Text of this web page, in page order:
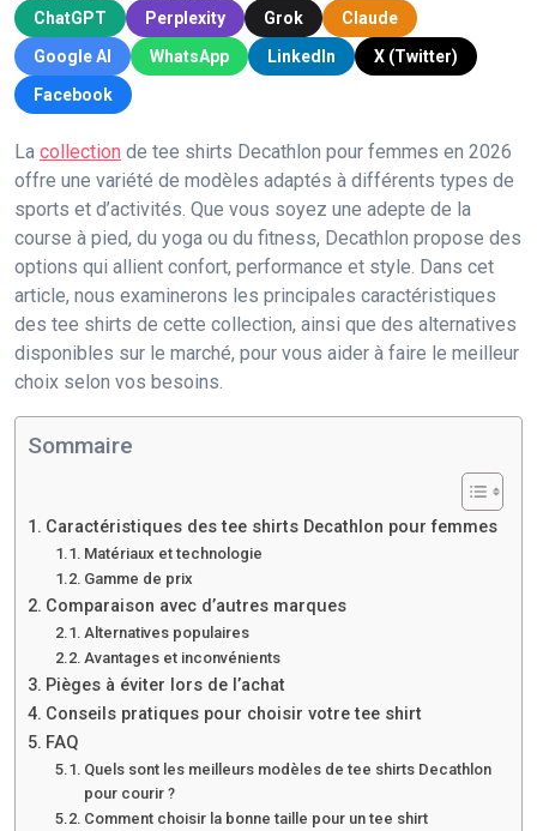
ChatGPT Perplexity Grok
Claude
Google AI
WhatsApp LinkedIn
X (Twitter)
Facebook
La collection de tee shirts Decathlon pour femmes en 2026
offre une variété de modèles adaptés à différents types de
sports et d’activités. Que vous soyez une adepte de la
course à pied, du yoga ou du fitness, Decathlon propose des
options qui allient confort, performance et style. Dans cet
article, nous examinerons les principales caractéristiques
des tee shirts de cette collection, ainsi que des alternatives
disponibles sur le marché, pour vous aider à faire le meilleur
choix selon vos besoins.
Sommaire
Caractéristiques des tee shirts Decathlon pour femmes
Matériaux et technologie
Gamme de prix
Comparaison avec d’autres marques
Alternatives populaires
Avantages et inconvénients
Pièges à éviter lors de l’achat
Conseils pratiques pour choisir votre tee shirt
FAQ
Quels sont les meilleurs modèles de tee shirts Decathlon
pour courir ?
Comment choisir la bonne taille pour un tee shirt